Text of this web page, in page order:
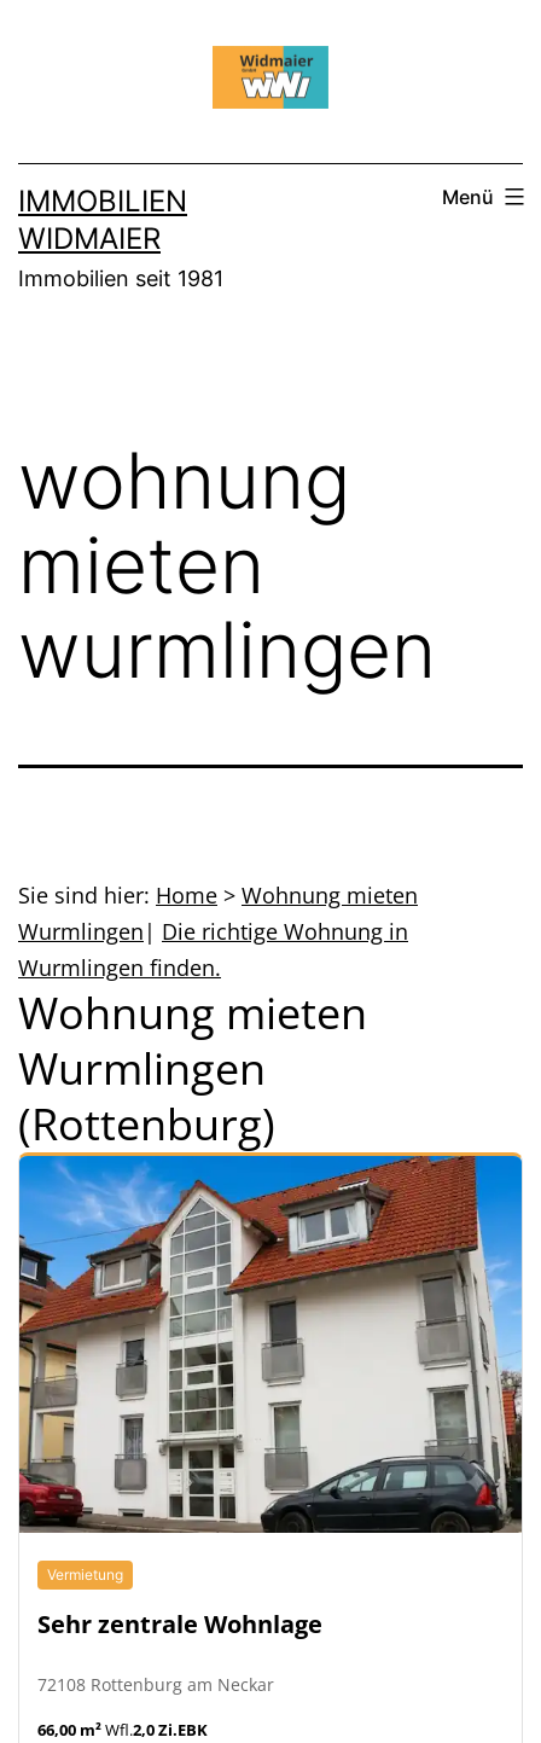
IMMOBILIEN
WIDMAIER
Immobilien seit 1981
Menü
wohnung
mieten
wurmlingen
Sie sind hier: Home > Wohnung mieten
Wurmlingen | Die richtige Wohnung in
Wurmlingen finden.
Wohnung mieten
Wurmlingen
(Rottenburg)
Vermietung
Sehr zentrale Wohnlage
72108 Rottenburg am Neckar
66,00 m²Wfl.2,0 Zi.EBK